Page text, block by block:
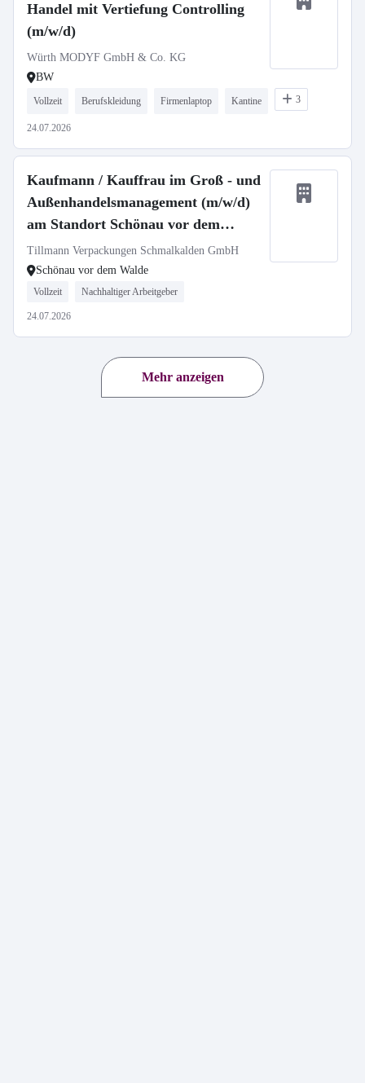
Handel mit Vertiefung Controlling
(m/w/d)
Würth MODYF GmbH & Co. KG
BW
Vollzeit Berufskleidung Firmenlaptop Kantine 3
24.07.2026
Kaufmann / Kauffrau im Groß - und
Außenhandelsmanagement (m/w/d)
am Standort Schönau vor dem
Walde
Tillmann Verpackungen Schmalkalden GmbH
Schönau vor dem Walde
Vollzeit Nachhaltiger Arbeitgeber
24.07.2026
Mehr anzeigen